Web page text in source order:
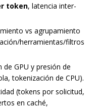
token, latencia inter-
vs agrupamiento
herramientas/filtros
GPU y presión de
tokenización de CPU).
(tokens por solicitud,
en caché,